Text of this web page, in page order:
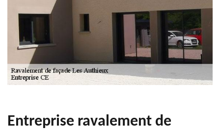
Entreprise ravalement de